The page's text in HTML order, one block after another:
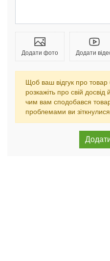
Додати фото Додати
Щоб ваш відгук про товар
розкажіть про свій
чим вам сподобався
проблемами ви